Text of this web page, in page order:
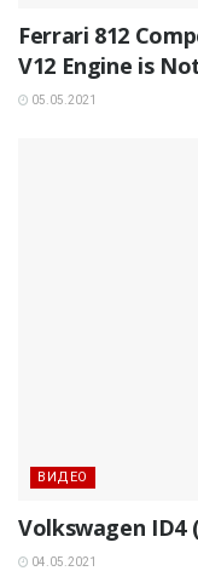
Ferrari 812
V12 Engine is
05.05.2021
ВИДЕО
Volkswagen ID4
04.05.2021